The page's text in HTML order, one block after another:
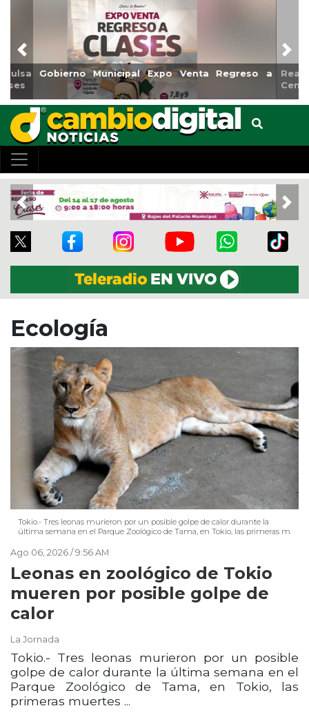
Reabrirá Coatzacoalcos la Alberca Semiolímpica Zona
Centro
Previous
Previous
Ecología
Tokio.- Tres leonas murieron por un posible golpe de calor durante la
última semana en el Parque Zoológico de Tama, en Tokio, las primeras m
Ago 06, 2026 / 9:56 AM
Leonas en zoológico de Tokio
mueren por posible golpe de
calor
La Jornada
Tokio.- Tres leonas murieron por un posible
golpe de calor durante la última semana en el
Parque Zoológico de Tama, en Tokio, las
primeras muertes ...